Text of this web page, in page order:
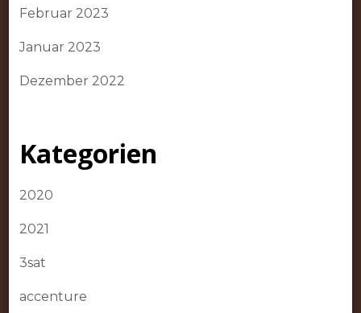
Februar 2023
Januar 2023
Dezember 2022
Kategorien
2020
2021
3sat
accenture